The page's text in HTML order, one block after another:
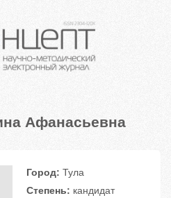
Афанасьевна
Город: Тула
Степень: кандидат